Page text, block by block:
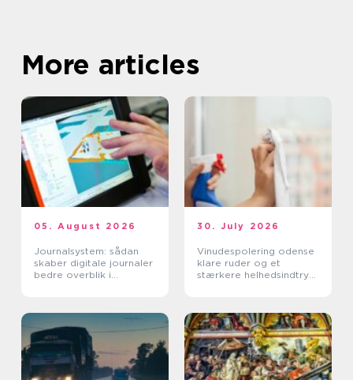
More articles
05. August 2026
Journalsystem: sådan
skaber digitale journaler
bedre overblik i
30. July 2026
Vinudespolering odense
klare ruder og et
stærkere helhedsindtryk